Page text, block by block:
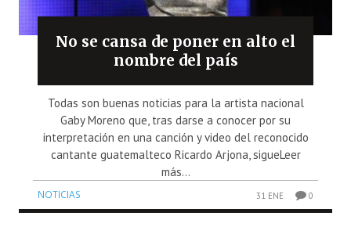
No se cansa de poner en alto el
nombre del país
Todas son buenas noticias para la artista nacional
Gaby Moreno que, tras darse a conocer por su
interpretación en una canción y video del reconocido
cantante guatemalteco Ricardo Arjona, sigueLeer
más...
NOTICIAS 31 ENE 0